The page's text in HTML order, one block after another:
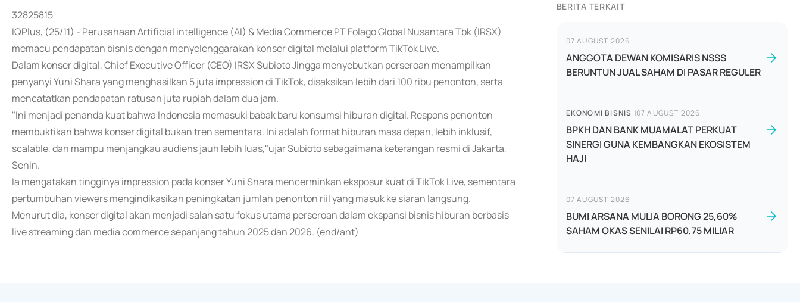
32825815
IQPlus, (25/11) - Perusahaan Artificial intelligence (AI) & Media Commerce PT Folago Global Nusantara Tbk (IRSX)
memacu pendapatan bisnis dengan menyelenggarakan konser digital melalui platform TikTok Live.
Dalam konser digital, Chief Executive Officer (CEO) IRSX Subioto Jingga menyebutkan perseroan menampilkan
penyanyi Yuni Shara yang menghasilkan 5 juta impression di TikTok, disaksikan lebih dari 100 ribu penonton, serta
mencatatkan pendapatan ratusan juta rupiah dalam dua jam.
"Ini menjadi penanda kuat bahwa Indonesia memasuki babak baru konsumsi hiburan digital. Respons penonton
membuktikan bahwa konser digital bukan tren sementara. Ini adalah format hiburan masa depan, lebih inklusif,
scalable, dan mampu menjangkau audiens jauh lebih luas,"ujar Subioto sebagaimana keterangan resmi di Jakarta,
Senin.
Ia mengatakan tingginya impression pada konser Yuni Shara mencerminkan eksposur kuat di TikTok Live, sementara
pertumbuhan viewers mengindikasikan peningkatan jumlah penonton riil yang masuk ke siaran langsung.
Menurut dia, konser digital akan menjadi salah satu fokus utama perseroan dalam ekspansi bisnis hiburan berbasis
live streaming dan media commerce sepanjang tahun 2025 dan 2026. (end/ant)
BERITA TERKAIT
07 AUGUST 2026
ANGGOTA DEWAN KOMISARIS NSSS
BERUNTUN JUAL SAHAM DI PASAR REGULER
EKONOMI BISNIS |07 AUGUST 2026
BPKH DAN BANK MUAMALAT PERKUAT
SINERGI GUNA KEMBANGKAN EKOSISTEM
HAJI
07 AUGUST 2026
BUMI ARSANA MULIA BORONG 25,60%
SAHAM OKAS SENILAI RP60,75 MILIAR